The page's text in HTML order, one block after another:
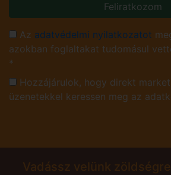
Feliratkozom
Az adatvédelmi nyilatkozatot
azokban foglaltakat tudomásul
*
Hozzájárulok, hogy direkt
üzenetekkel keressen meg az
Vadássz velünk